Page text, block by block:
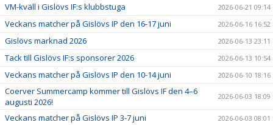
VM-kväll i Gislövs IF:s klubbstuga 2026-06-21 09:14
Veckans matcher på Gislövs IP den 16-17 juni 2026-06-16 16:52
Gislövs marknad 2026 2026-06-13 23:11
Tack till Gislövs IF:s sponsorer 2026 2026-06-13 10:54
Veckans matcher på Gislövs IP den 10-14 juni 2026-06-10 18:16
Coerver Summercamp kommer till Gislövs IF den 4–6
augusti 2026!
2026-06-03 18:09
Veckans matcher på Gislövs IP 3-7 juni 2026-06-03 08:01